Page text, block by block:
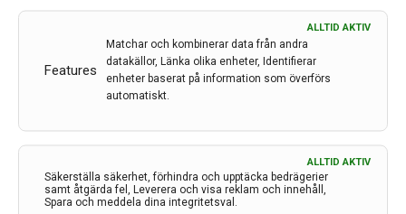
Features
ALLTID AKTIV
Matchar och kombinerar data från andra
datakällor, Länka olika enheter, Identifierar
enheter baserat på information som överförs
automatiskt.
Säkerställa säkerhet, förhindra och upptäcka bedrägerier
samt åtgärda fel, Leverera och visa reklam och innehåll,
Spara och meddela dina integritetsval.
ALLTID AKTIV
4 maj 2017
Etiketter: Alzheimers sjukdom,antikroppar,
antikroppsformat,Dag Sehlin
effektiv mot flera svåra sjukdomar. Men för att
behandla sjukdomar i hjärnan måste antikropparna
först ta sig förbi den hindrande blod-hjärnbarriären. En